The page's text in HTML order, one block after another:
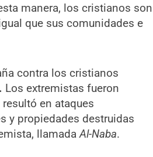
manera, los cristianos son
que sus comunidades e
contra los cristianos
Los extremistas fueron
en ataques
y propiedades destruidas
llamadaAl-Naba.